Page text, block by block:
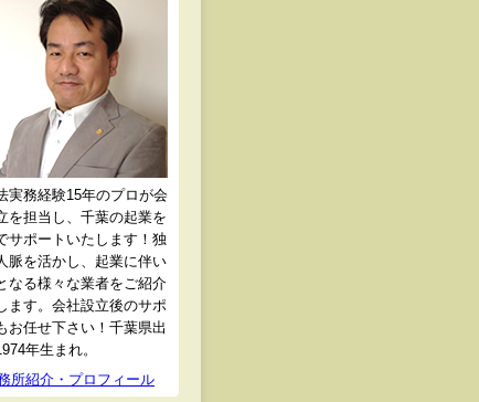
実務経験15年のプロが会
を担当し、千葉の起業を
サポートいたします！独
脈を活かし、起業に伴い
なる様々な業者をご紹介
ます。会社設立後のサポ
お任せ下さい！千葉県出
年生まれ。
所紹介・プロフィール